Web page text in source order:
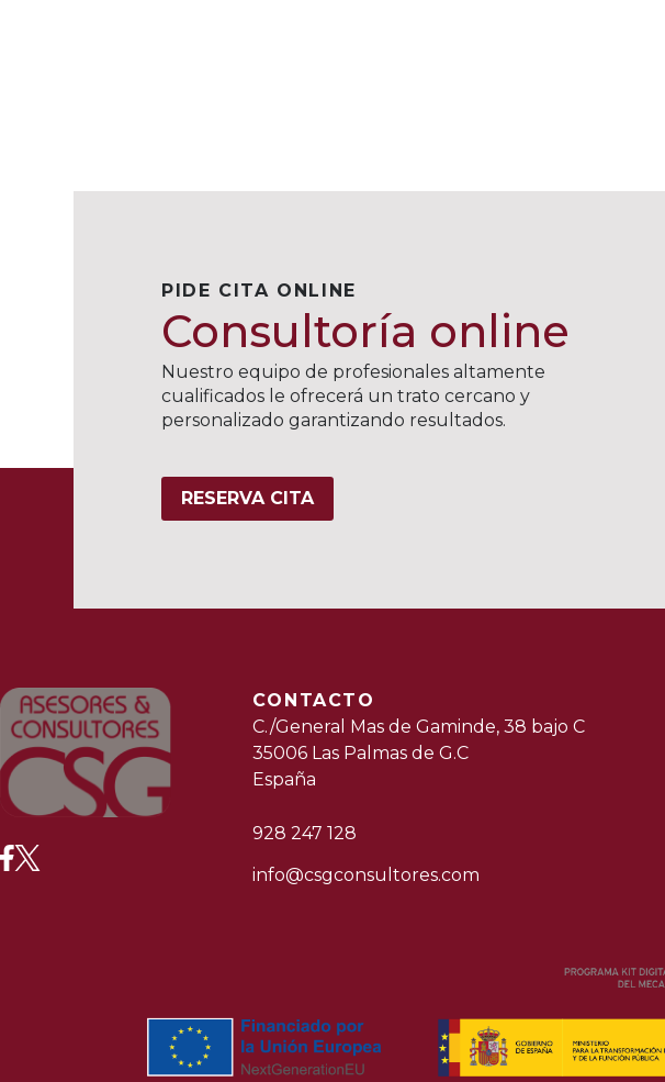
PIDE CITA ONLINE
Consultoría online
Nuestro equipo de profesionales altamente
cualificados le ofrecerá un trato cercano y
personalizado garantizando resultados.
RESERVA CITA
CONTACTO
C./General Mas de Gaminde, 38 bajo C
35006 Las Palmas de G.C
España
928 247 128
info@csgconsultores.com